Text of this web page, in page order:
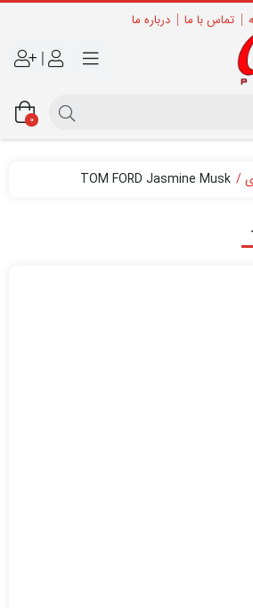
تماس با ما درباره ما
|
0
TOM FORD Jasmine Musk